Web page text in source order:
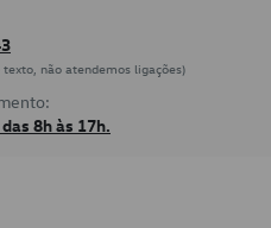
não atendemos ligações)
8h às 17h.